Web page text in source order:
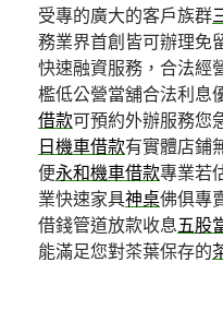
受專的廣大的客戶族群
務業界首創皆可辦理免
快速融資服務，合法經
檻低公營當舖合法利息
借款可預約外辦服務您
日機車借款有實體店鋪
便永和機車借款專業若
業快速家具神桌佛俱專
借錢管道放款收息五股
能滿足您對茶葉保存的